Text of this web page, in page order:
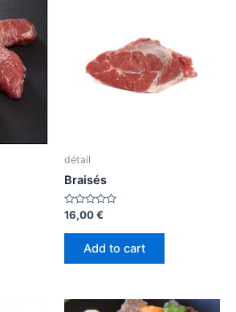
détail
Braisés
Rated
out
16,00€
Add to cart